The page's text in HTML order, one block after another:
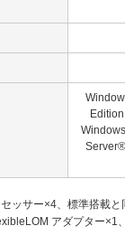
ッサー×4、標準搭載
アダプター